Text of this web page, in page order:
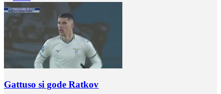
Gattuso si gode Ratkov